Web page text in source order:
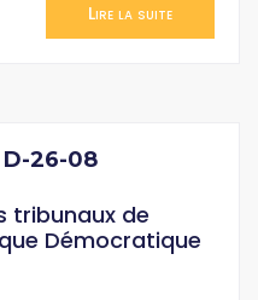
Lire la suite
D-26-08
tribunaux de
Démocratique